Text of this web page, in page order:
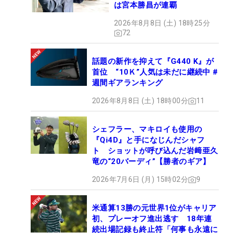
は宮本勝昌が連覇
2026年8月8日 (土) 18時25分
72
話題の新作を抑えて『G440 K』が
首位 “10Ｋ”人気は未だに継続中 #
週間ギアランキング
2026年8月8日 (土) 18時00分 11
シェフラー、マキロイも使用の
『Qi4D』と手になじんだシャフ
ト ショットが呼び込んだ岩﨑亜久
竜の“20バーディ”【勝者のギア】
2026年7月6日 (月) 15時02分 9
米通算13勝の元世界1位がキャリア
初、プレーオフ進出逃す 18年連
続出場記録も終止符「何事も永遠に